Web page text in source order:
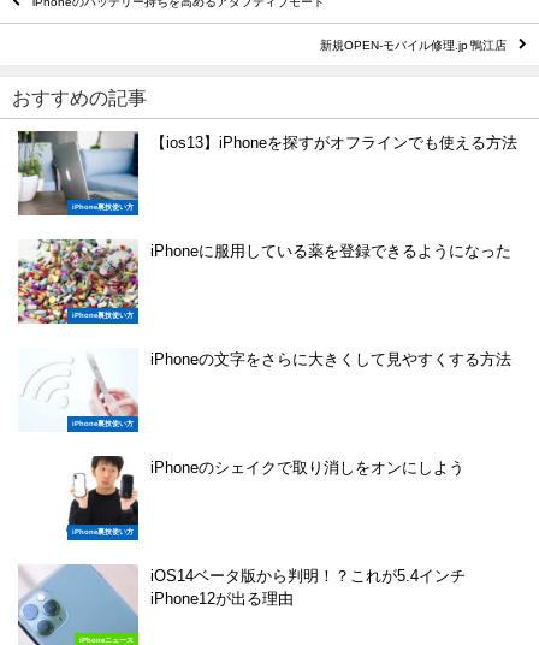
iPhoneのバッテリー持ちを高めるアダプティブモード
新規OPEN-モバイル修理.jp 鴨江店
おすすめの記事
iPhone裏技使い方
【ios13】iPhoneを探すがオフラインでも使える方法
iPhone裏技使い方
iPhoneに服用している薬を登録できるようになった
iPhone裏技使い方
iPhoneの文字をさらに大きくして見やすくする方法
iPhone裏技使い方
iPhoneのシェイクで取り消しをオンにしよう
iPhoneニュース
iOS14ベータ版から判明！？これが5.4インチ
iPhone12が出る理由